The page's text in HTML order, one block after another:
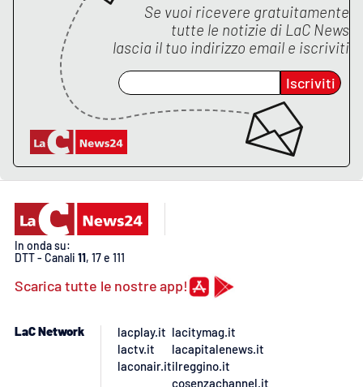
Se vuoi ricevere gratuitamente
tutte le notizie di LaC News
lascia il tuo indirizzo email e iscriviti
Iscriviti
In onda su:
DTT - Canali 11, 17 e 111
Scarica tutte le nostre app!
LaC Network
lacplay.it
lactv.it
laconair.it
lacitymag.it
lacapitalenews.it
ilreggino.it
cosenzachannel.it